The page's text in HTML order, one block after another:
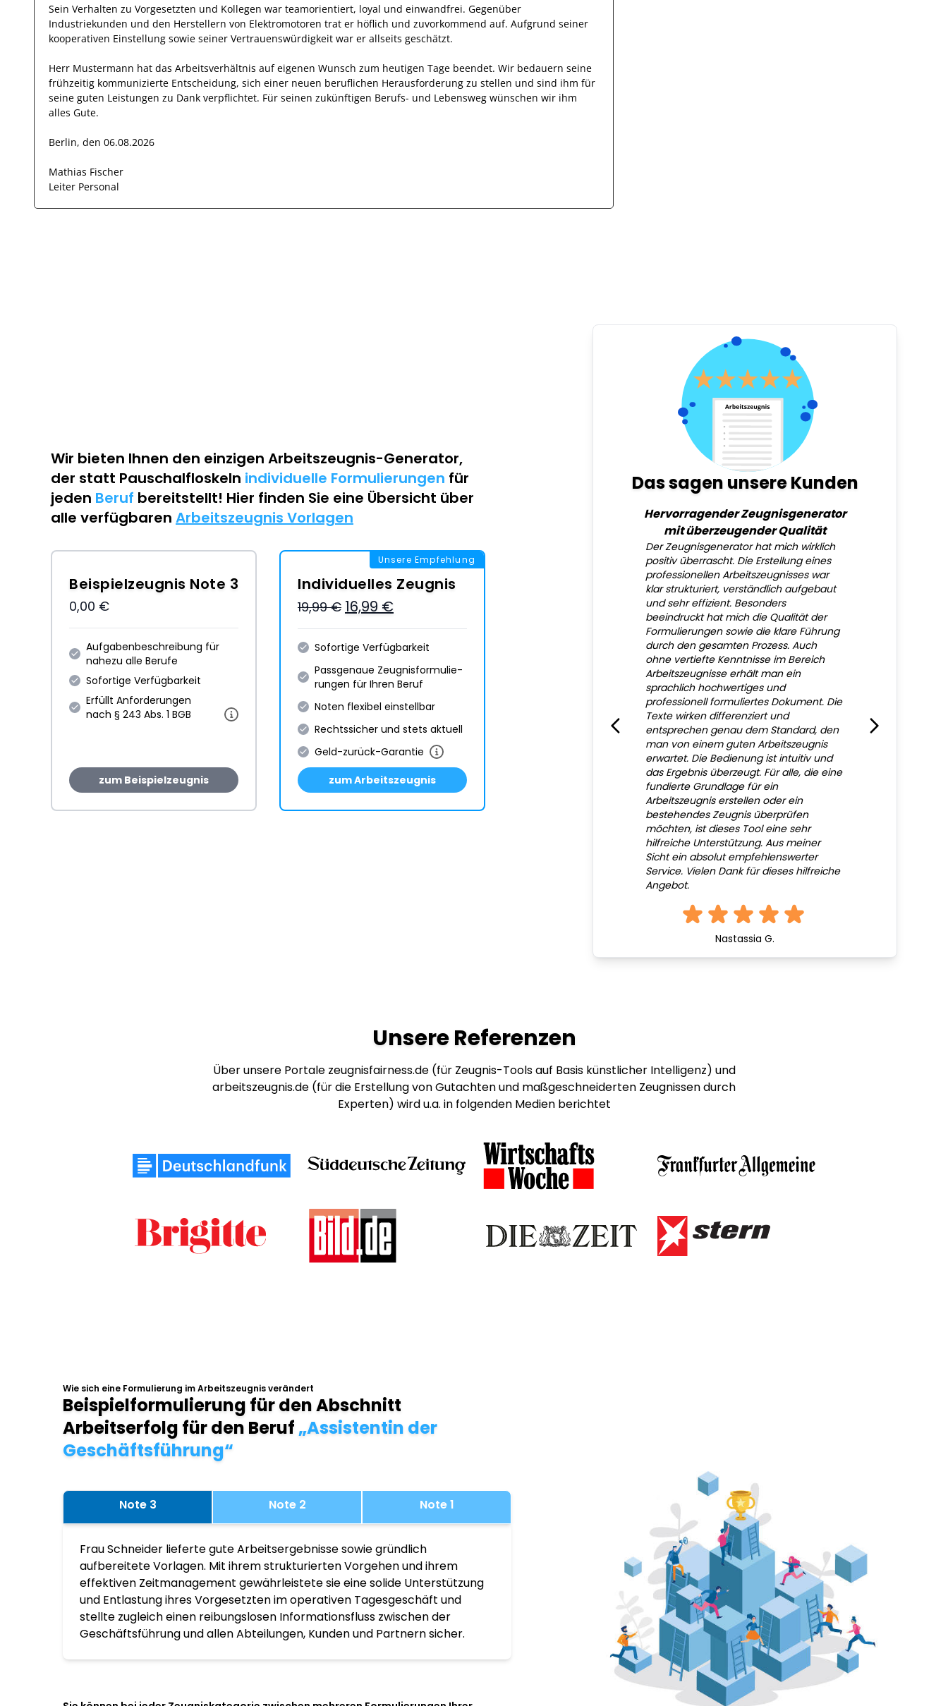
Sein Verhalten zu Vorgesetzten und Kollegen war teamorientiert, loyal und einwandfrei. Gegenüber
Industriekunden und den Herstellern von Elektromotoren trat er höflich und zuvorkommend auf. Aufgrund seiner
kooperativen Einstellung sowie seiner Vertrauenswürdigkeit war er allseits geschätzt.
Herr Mustermann hat das Arbeitsverhältnis auf eigenen Wunsch zum heutigen Tage beendet. Wir bedauern seine
frühzeitig kommunizierte Entscheidung, sich einer neuen beruflichen Herausforderung zu stellen und sind ihm für
seine guten Leistungen zu Dank verpflichtet. Für seinen zukünftigen Berufs- und Lebensweg wünschen wir ihm
alles Gute.
Berlin, den 06.08.2026
Mathias Fischer
Leiter Personal
Wir bieten Ihnen den einzigen Arbeitszeugnis-Generator,
der statt Pauschalfloskeln individuelle Formulierungen für
jeden Beruf bereitstellt! Hier finden Sie eine Übersicht über
alle verfügbaren Arbeitszeugnis Vorlagen
Beispielzeugnis Note 3
0,00 €
Aufgabenbeschreibung für
nahezu alle Berufe
Sofortige Verfügbarkeit
Erfüllt Anforderungen
nach § 243 Abs. 1 BGB
zum Beispielzeugnis
Unsere Empfehlung
Individuelles Zeugnis
19,99 € 16,99 €
Sofortige Verfügbarkeit
Passgenaue Zeugnis­formulie­
rungen für Ihren Beruf
Noten flexibel einstellbar
Rechtssicher und stets aktuell
Geld-zurück-Garantie
zum Arbeitszeugnis
Das sagen unsere Kunden
Hervorragender Zeugnisgenerator
mit überzeugender Qualität
Der Zeugnisgenerator hat mich wirklich
positiv überrascht. Die Erstellung eines
professionellen Arbeitszeugnisses war
klar strukturiert, verständlich aufgebaut
und sehr effizient. Besonders
beeindruckt hat mich die Qualität der
Formulierungen sowie die klare Führung
durch den gesamten Prozess. Auch
ohne vertiefte Kenntnisse im Bereich
Arbeitszeugnisse erhält man ein
sprachlich hochwertiges und
professionell formuliertes Dokument. Die
Texte wirken differenziert und
entsprechen genau dem Standard, den
man von einem guten Arbeitszeugnis
erwartet. Die Bedienung ist intuitiv und
das Ergebnis überzeugt. Für alle, die eine
fundierte Grundlage für ein
Arbeitszeugnis erstellen oder ein
bestehendes Zeugnis überprüfen
möchten, ist dieses Tool eine sehr
hilfreiche Unterstützung. Aus meiner
Sicht ein absolut empfehlenswerter
Service. Vielen Dank für dieses hilfreiche
Angebot.
Nastassia G.
Unsere Referenzen
Über unsere Portale zeugnisfairness.de (für Zeugnis-Tools auf Basis künstlicher Intelligenz) und
arbeitszeugnis.de (für die Erstellung von Gutachten und maßgeschneiderten Zeugnissen durch
Experten) wird u.a. in folgenden Medien berichtet
Wie sich eine Formulierung im Arbeitszeugnis verändert
Beispielformulierung für den Abschnitt
Arbeitserfolg für den Beruf „Assistentin der
Geschäftsführung“
Note 3 Note 2 Note 1
Frau Schneider lieferte gute Arbeitsergebnisse sowie gründlich
aufbereitete Vorlagen. Mit ihrem strukturierten Vorgehen und ihrem
effektiven Zeitmanagement gewährleistete sie eine solide Unterstützung
und Entlastung ihres Vorgesetzten im operativen Tagesgeschäft und
stellte zugleich einen reibungslosen Informationsfluss zwischen der
Geschäftsführung und allen Abteilungen, Kunden und Partnern sicher.